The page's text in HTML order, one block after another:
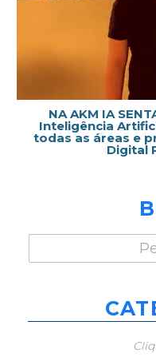
NA AKM IA
Inteligência
todas as áreas e
Digital
por: